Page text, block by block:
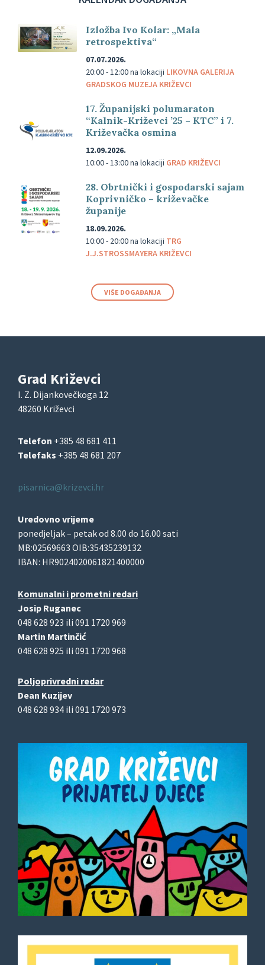
Izložba Ivo Kolar: „Mala
retrospektiva“
07.07.2026.
20:00 - 12:00na lokaciji LIKOVNA GALERIJA
GRADSKOG MUZEJA KRIŽEVCI
17. Županijski polumaraton
“Kalnik-Križevci ’25 – KTC” i 7.
Križevačka osmina
12.09.2026.
10:00 - 13:00na lokaciji GRAD KRIŽEVCI
28. Obrtnički i gospodarski sajam
Koprivničko – križevačke
županije
18.09.2026.
10:00 - 20:00na lokaciji TRG
J.J.STROSSMAYERA KRIŽEVCI
VIŠE DOGAĐANJA
Grad Križevci
I. Z. Dijankovečkoga 12
48260 Križevci
Telefon +385 48 681 411
Telefaks +385 48 681 207
pisarnica@krizevci.hr
Uredovno vrijeme
ponedjeljak – petak od 8.00 do 16.00 sati
MB:02569663 OIB:35435239132
IBAN: HR9024020061821400000
Komunalni i prometni redari
Josip Ruganec
048 628 923 ili 091 1720 969
Martin Martinčić
048 628 925 ili 091 1720 968
Poljoprivredni redar
Dean Kuzijev
048 628 934 ili 091 1720 973